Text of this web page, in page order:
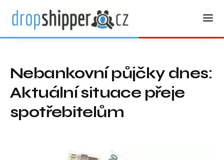
Nebankovní půjčky dnes:
Aktuální situace přeje
spotřebitelům